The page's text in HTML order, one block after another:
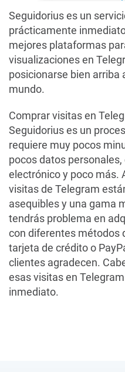
Seguidorius es un
prácticamente
mejores plataformas
visualizaciones en
posicionarse bien
mundo.
Comprar visitas en
Seguidorius es un
requiere muy pocos
pocos datos
electrónico y poco más.
visitas de Telegram
asequibles y una gama
tendrás problema en
con diferentes métodos
tarjeta de crédito o
clientes agradecen.
esas visitas en
inmediato.